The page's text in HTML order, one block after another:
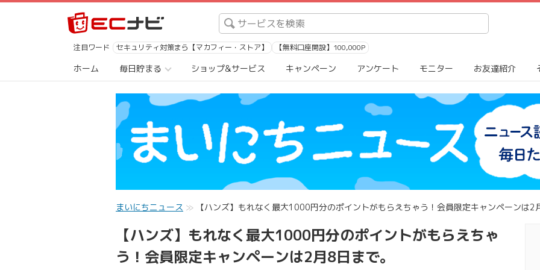
注目ワード セキュリティ対策まら【マカフィー・ストア】 【無料口座開設】100,000P
ホーム 毎日貯まる ショップ&サービス キャンペーン アンケート モニター お友達紹介
まいにちニュース 【ハンズ】もれなく最大1000円分のポイントがもらえちゃう！会員限定キャンペーンは2
【ハンズ】もれなく最大1000円分のポイントがもらえちゃ
う！会員限定キャンペーンは2月8日まで。